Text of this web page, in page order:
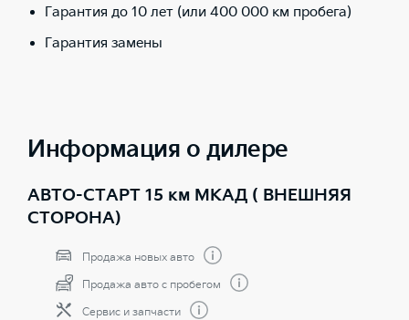
Гарантия до 10 лет (или 400 000 км пробега)
Гарантия замены
Информация о дилере
АВТО-СТАРТ 15 км МКАД ( ВНЕШНЯЯ
СТОРОНА)
Продажа новых авто
Продажа авто с пробегом
Сервис и запчасти